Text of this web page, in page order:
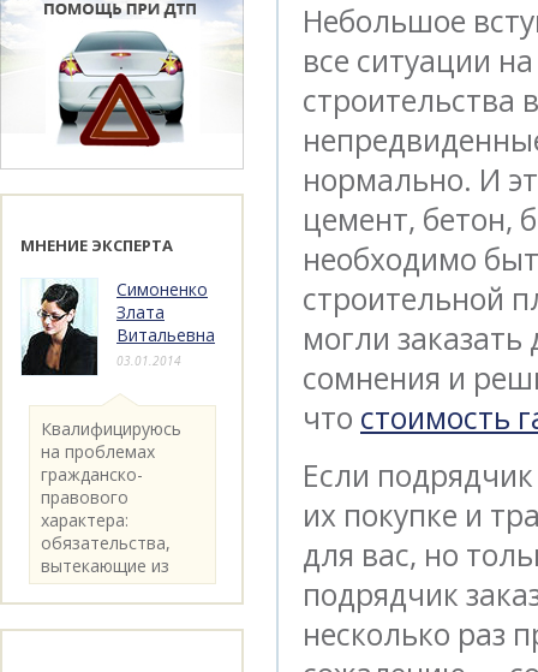
Небольшое
все ситуации
строительства
нормально. И
цемент, бетон,
необходимо
строительной
могли
сомнения и
что стоимость
Если
их покупке и
для вас, но
подрядчик
несколько раз
МНЕНИЕ ЭКСПЕРТА
Симоненко
Злата
Витальевна
03.01.2014
Квалифицируюсь
на проблемах
гражданско-
правового
характера:
обязательства,
вытекающие из
категории..